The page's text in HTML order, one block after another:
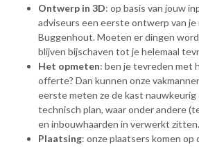
Ontwerp in 3D: op basis van jouw
adviseurs een eerste ontwerp van je
Buggenhout. Moeten er dingen
blijven bijschaven tot je helemaal
Het opmeten: ben je tevreden met
offerte? Dan kunnen onze
eerste meten ze de kast nauwkeurig
technisch plan, waar onder andere
en inbouwhaarden in verwerkt zitten.
Plaatsing: onze plaatsers komen op